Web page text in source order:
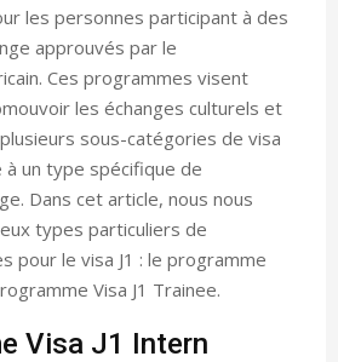
les personnes participant à des
approuvés par le
Ces programmes visent
les échanges culturels et
sous-catégories de visa
à un type spécifique de
Dans cet article, nous nous
types particuliers de
pour le visa J1 : le programme
Visa J1 Trainee.
Visa J1 Intern